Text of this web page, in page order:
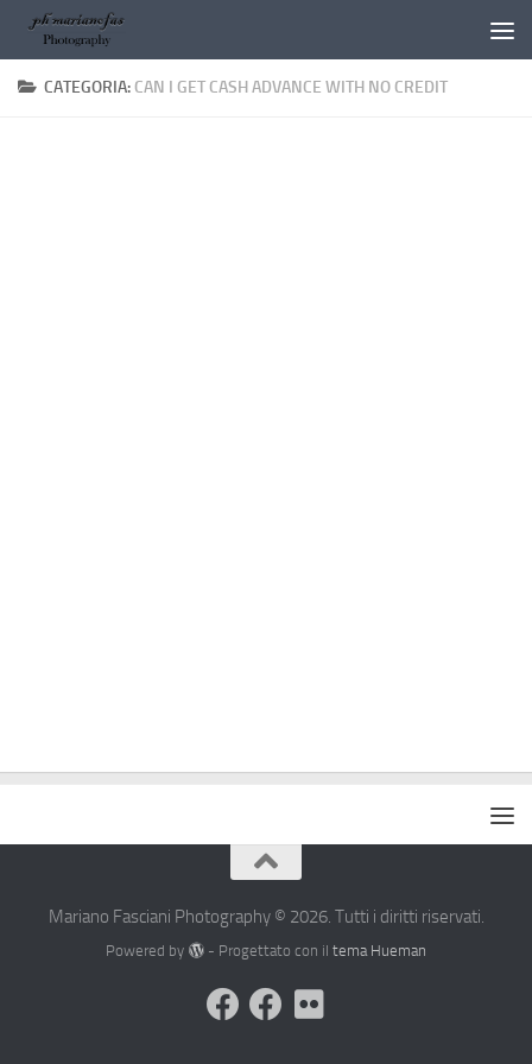
Salta al contenuto
CATEGORIA: CAN I GET CASH ADVANCE WITH NO CREDIT
Mariano Fasciani Photography © 2026. Tutti i diritti riservati.
Powered by - Progettato con il tema Hueman